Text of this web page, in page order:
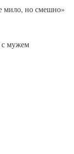
мило, но смешно»
мужем